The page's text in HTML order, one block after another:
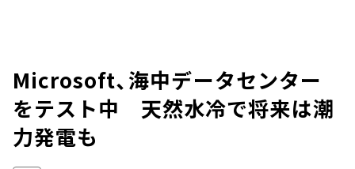
Microsoft、海中データセンター
をテスト中 天然水冷で将来は潮
力発電も